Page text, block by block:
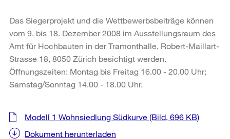
Das Siegerprojekt und die Wettbewerbsbeiträge können
vom 9. bis 18. Dezember 2008 im Ausstellungsraum des
Amt für Hochbauten in der Tramonthalle, Robert-Maillart-
Strasse 18, 8050 Zürich besichtigt werden.
Öffnungszeiten: Montag bis Freitag 16.00 - 20.00 Uhr;
Samstag/Sonntag 14.00 - 18.00 Uhr.
Weitere
Informationen
Modell 1 Wohnsiedlung Südkurve (Bild, 696 KB)
Dokument herunterladen